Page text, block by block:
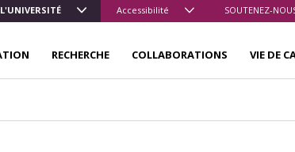
Accessibilité SOUTENEZ-
RECHERCHE COLLABORATIONS VIE DE